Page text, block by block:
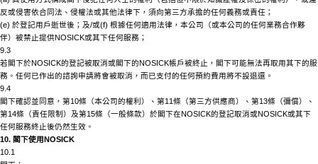
反或侵害依合同法、侵權法或其他法律下，須向第三方承擔的任何義務或責任；
(e) 於登記用戶逝世後；及/或(f) 根據任何適用法律，本公司（或本公司的任何業務合作夥
伴）被禁止提供NOSICK或其下任何服務；
9.3
若閣下於NOSICK的登記被取消或閣下的NOSICK帳戶被終止，閣下可能無法再取用其下的服
務。任何已作出的諮詢申請將會被取消，而已支付的任何預約費用將不設退還。
9.4
閣下確認並同意，第10條（本公司的權利）、第11條（第三方供應商）、第13條（彌償）、
第14條（責任限制）及第15條（一般條款）於閣下在NOSICK的登記取消或NOSICK或其下
任何服務終止後仍然生效。
10. 閣下使用NOSICK
10.1